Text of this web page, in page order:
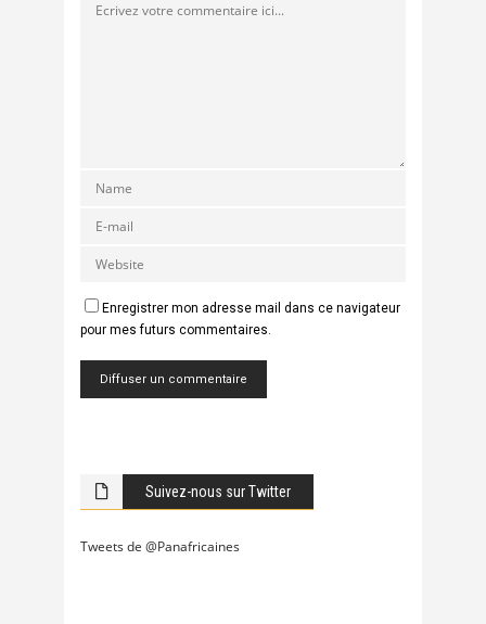
Enregistrer mon adresse mail dans ce navigateur
pour mes futurs commentaires.
Suivez-nous sur Twitter
Tweets de @Panafricaines